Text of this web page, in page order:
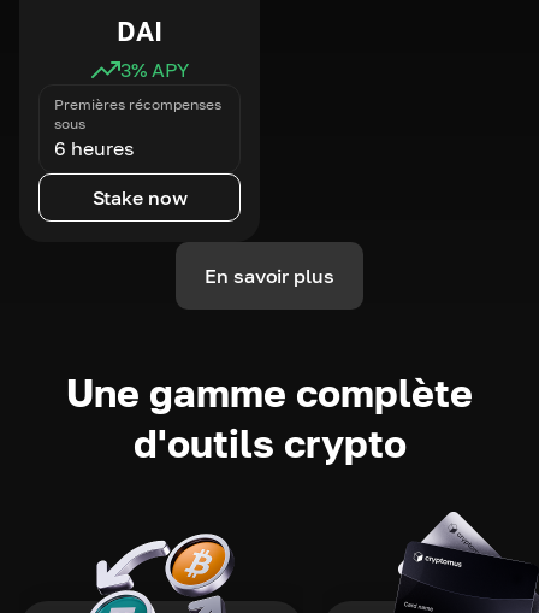
DAI
3% APY
Premières récompenses
sous
6 heures
Stake now
En savoir plus
Une gamme complète
d'outils crypto